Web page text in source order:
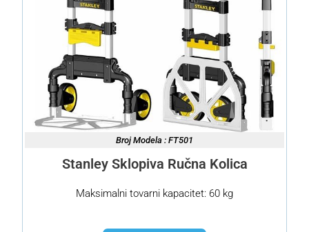
Broj Modela : FT501
Stanley Sklopiva Ručna Kolica
Maksimalni tovarni kapacitet: 60 kg